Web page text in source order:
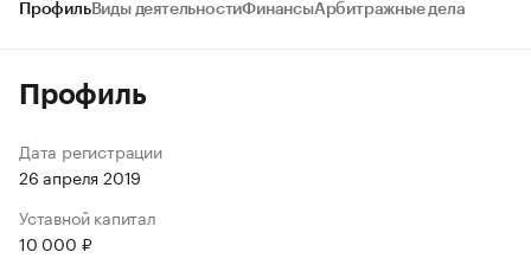
ПрофильВиды деятельностиФинансыАрбитражные дела
Профиль
Дата регистрации
26 апреля 2019
Уставной капитал
10 000 ₽